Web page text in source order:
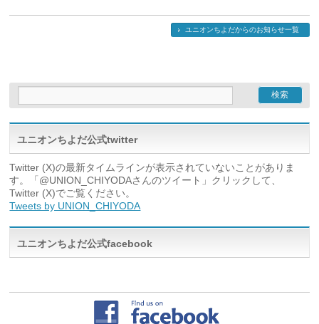
ユニオンちよだからのお知らせ一覧
ユニオンちよだ公式twitter
Twitter (X)の最新タイムラインが表示されていないことがありま
す。「@UNION_CHIYODAさんのツイート」クリックして、
Twitter (X)でご覧ください。
Tweets by UNION_CHIYODA
ユニオンちよだ公式facebook